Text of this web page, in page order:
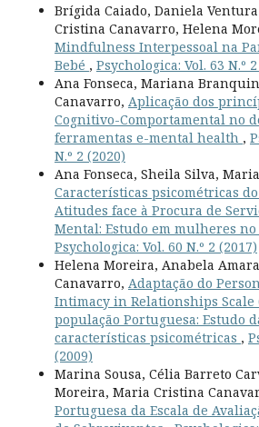
Brígida Caiado, Daniela
Cristina Canavarro, Helena
Mindfulness Interpessoal na
Bebé , Psychologica: Vol. 63 N.º
Ana Fonseca, Mariana
Canavarro, Aplicação dos
Cognitivo-Comportamental no
ferramentas e-mental health ,
N.º 2 (2020)
Ana Fonseca, Sheila Silva,
Características psicométricas
Atitudes face à Procura de
Mental: Estudo em mulheres
Psychologica: Vol. 60 N.º 2 (2017)
Helena Moreira, Anabela
Canavarro, Adaptação do
Intimacy in Relationships Scale
população Portuguesa: Estudo
características psicométricas ,
(2009)
Marina Sousa, Célia Barreto
Moreira, Maria Cristina
Portuguesa da Escala de